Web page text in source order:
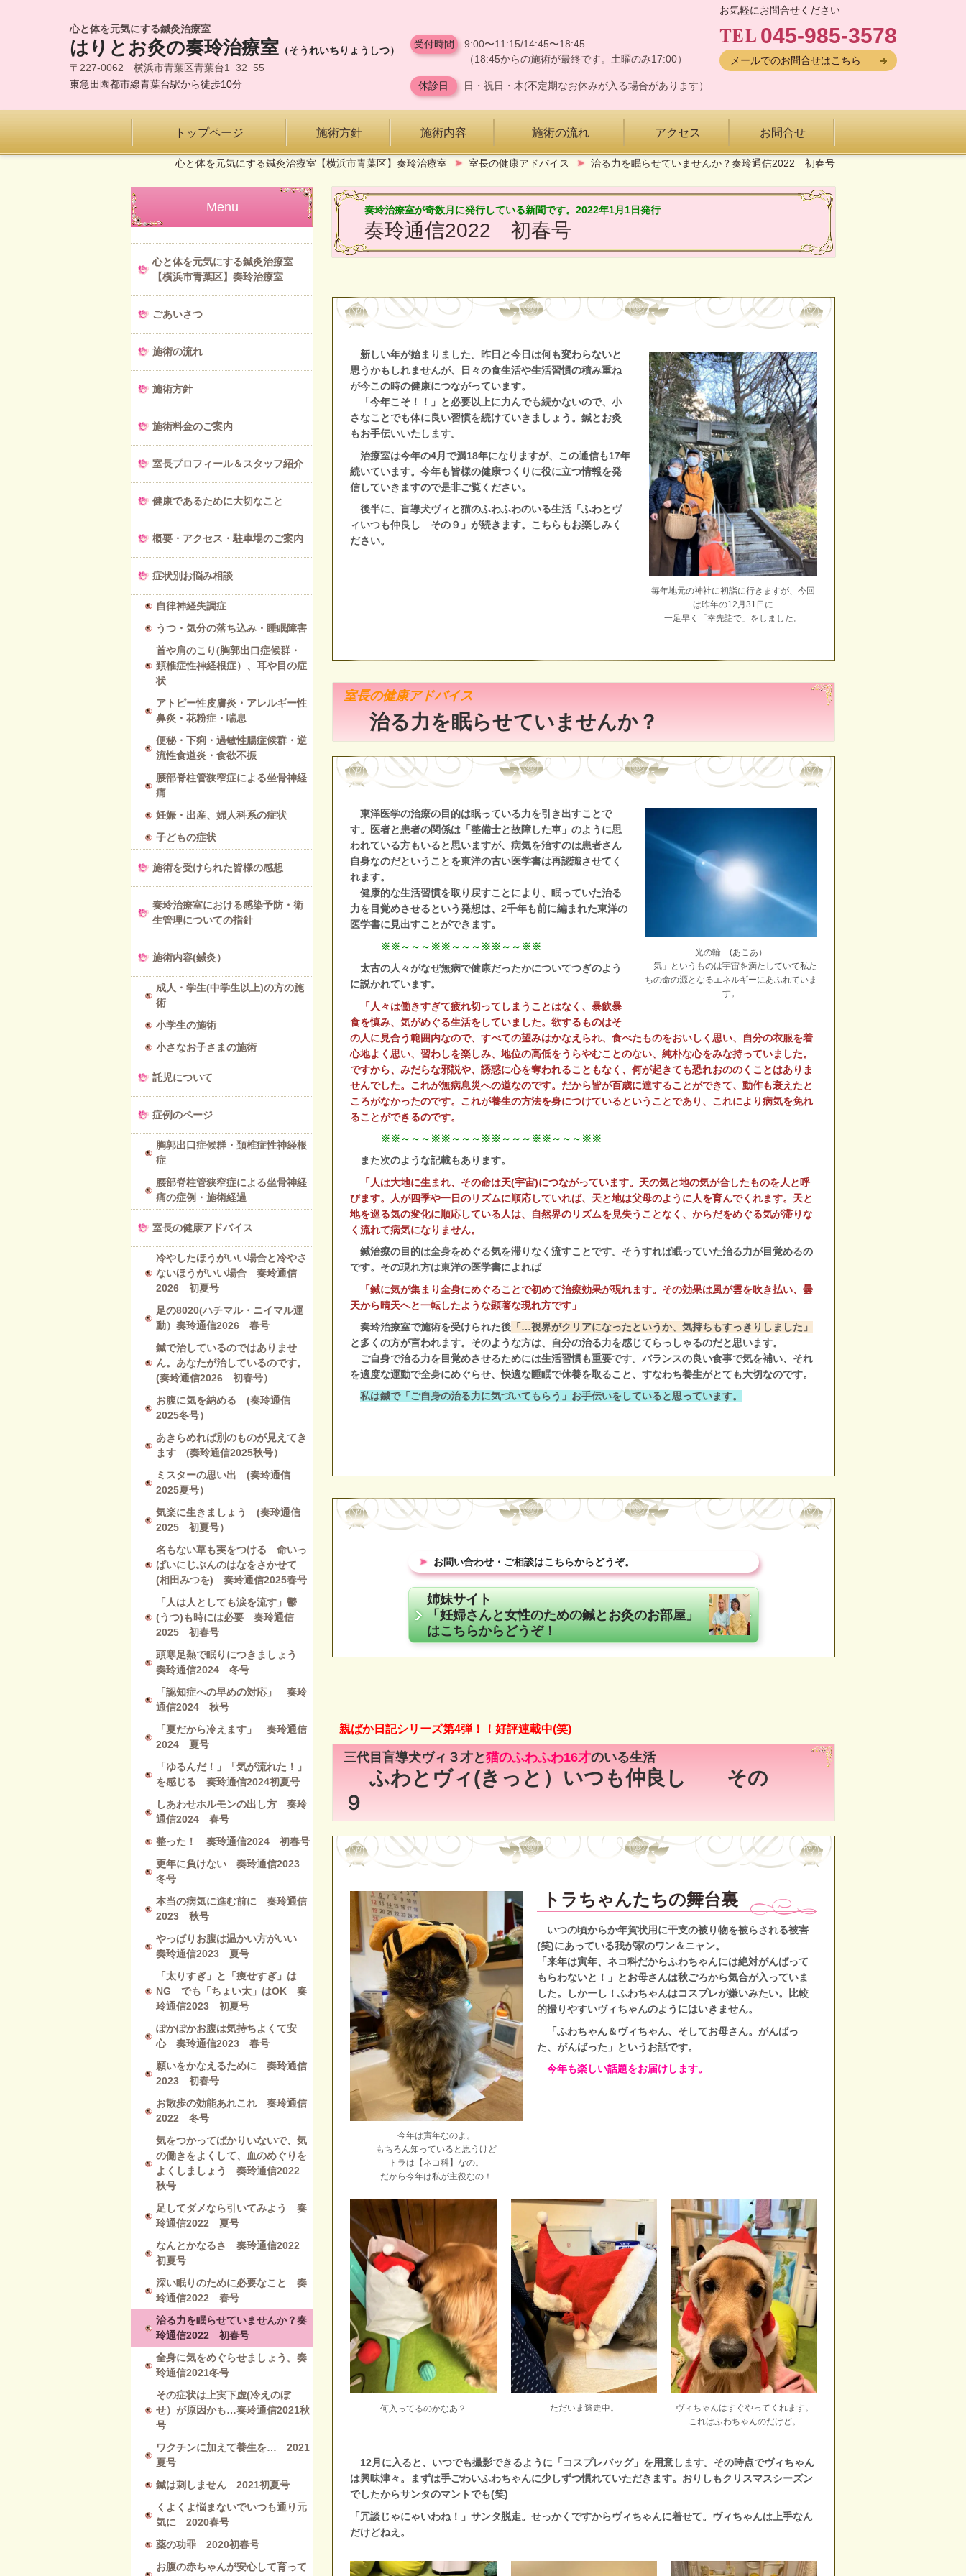
心と体を元気にする鍼灸治療室
はりとお灸の奏玲治療室 （そうれいちりょうしつ）
〒227-0062 横浜市青葉区青葉台1−32−55
東急田園都市線青葉台駅から徒歩10分
受付時間 9:00〜11:15/14:45〜18:45
（18:45からの施術が最終です。土曜のみ17:00）
休診日 日・祝日・木(不定期なお休みが入る場合があります）
お気軽にお問合せください
045-985-3578
メールでのお問合せはこちら
トップページ 施術方針 施術内容 施術の流れ アクセス お問合せ
心と体を元気にする鍼灸治療室【横浜市青葉区】奏玲治療室 室長の健康アドバイス 治る力を眠らせていませんか？奏玲通信2022 初春号
奏玲治療室が奇数月に発行している新聞です。2022年1月1日発行
奏玲通信2022 初春号
毎年地元の神社に初詣に行きますが、今回
は昨年の12月31日に
一足早く「幸先詣で」をしました。
新しい年が始まりました。昨日と今日は何も変わらないと
思うかもしれませんが、日々の食生活や生活習慣の積み重ね
が今この時の健康につながっています。
「今年こそ！！」と必要以上に力んでも続かないので、小
さなことでも体に良い習慣を続けていきましょう。鍼とお灸
もお手伝いいたします。
治療室は今年の4月で満18年になりますが、この通信も17年
続いています。今年も皆様の健康つくりに役に立つ情報を発
信していきますので是非ご覧ください。
後半に、盲導犬ヴィと猫のふわふわのいる生活「ふわとヴ
ィいつも仲良し その９」が続きます。こちらもお楽しみく
ださい。
室長の健康アドバイス
治る力を眠らせていませんか？
光の輪 (あこあ）
「気」というものは宇宙を満たしていて私た
ちの命の源となるエネルギーにあふれていま
す。
東洋医学の治療の目的は眠っている力を引き出すことで
す。医者と患者の関係は「整備士と故障した車」のように思
われている方もいると思いますが、病気を治すのは患者さん
自身なのだということを東洋の古い医学書は再認識させてく
れます。
健康的な生活習慣を取り戻すことにより、眠っていた治る
力を目覚めさせるという発想は、2千年も前に編まれた東洋の
医学書に見出すことができます。
※※～～～※※～～～※※～～※※
太古の人々がなぜ無病で健康だったかについてつぎのよう
に説かれています。
「人々は働きすぎて疲れ切ってしまうことはなく、暴飲暴
食を慎み、気がめぐる生活をしていました。欲するものはそ
の人に見合う範囲内なので、すべての望みはかなえられ、食べたものをおいしく思い、自分の衣服を着
心地よく思い、習わしを楽しみ、地位の高低をうらやむことのない、純朴な心をみな持っていました。
ですから、みだらな邪説や、誘惑に心を奪われることもなく、何が起きても恐れおののくことはありま
せんでした。これが無病息災への道なのです。だから皆が百歳に達することができて、動作も衰えたと
ころがなかったのです。これが養生の方法を身につけているということであり、これにより病気を免れ
ることができるのです。
※※～～～※※～～～※※～～～※※～～～※※
また次のような記載もあります。
「人は大地に生まれ、その命は天(宇宙)につながっています。天の気と地の気が合したものを人と呼
びます。人が四季や一日のリズムに順応していれば、天と地は父母のように人を育んでくれます。天と
地を巡る気の変化に順応している人は、自然界のリズムを見失うことなく、からだをめぐる気が滞りな
く流れて病気になりません。
鍼治療の目的は全身をめぐる気を滞りなく流すことです。そうすれば眠っていた治る力が目覚めるの
です。その現れ方は東洋の医学書によれば
「鍼に気が集まり全身にめぐることで初めて治療効果が現れます。その効果は風が雲を吹き払い、曇
天から晴天へと一転したような顕著な現れ方です」
奏玲治療室で施術を受けられた後 「…視界がクリアになったというか、気持ちもすっきりしました」
と多くの方が言われます。そのような方は、自分の治る力を感じてらっしゃるのだと思います。
ご自身で治る力を目覚めさせるためには生活習慣も重要です。バランスの良い食事で気を補い、それ
を適度な運動で全身にめぐらせ、快適な睡眠で休養を取ること、すなわち養生がとても大切なのです。
私は鍼で「ご自身の治る力に気づいてもらう」お手伝いをしていると思っています。
お問い合わせ・ご相談はこちらからどうぞ。
姉妹サイト
「妊婦さんと女性のための鍼とお灸のお部屋」
はこちらからどうぞ！
親ばか日記シリーズ第4弾！！好評連載中(笑)
三代目盲導犬ヴィ３才と猫のふわふわ16才のいる生活
ふわとヴィ(きっと）いつも仲良し その
９
今年は寅年なのよ。
もちろん知っていると思うけど
トラは【ネコ科】なの。
だから今年は私が主役なの！
トラちゃんたちの舞台裏
いつの頃からか年賀状用に干支の被り物を被らされる被害
(笑)にあっている我が家のワン＆ニャン。
「来年は寅年、ネコ科だからふわちゃんには絶対がんばって
もらわないと！」とお母さんは秋ごろから気合が入っていま
した。しかーし！ふわちゃんはコスプレが嫌いみたい。比較
的撮りやすいヴィちゃんのようにはいきません。
「ふわちゃん＆ヴィちゃん、そしてお母さん。がんばっ
た、がんばった」というお話です。
今年も楽しい話題をお届けします。
何入ってるのかなあ？ ただいま逃走中。
ヴィちゃんはすぐやってくれます。
これはふわちゃんのだけど。
12月に入ると、いつでも撮影できるように「コスプレバッグ」を用意します。その時点でヴィちゃん
は興味津々。まずは手ごわいふわちゃんに少しずつ慣れていただきます。おりしもクリスマスシーズン
でしたからサンタのマントでも(笑)
「冗談じゃにゃいわね！」サンタ脱走。せっかくですからヴィちゃんに着せて。ヴィちゃんは上手なん
だけどねえ。
Menu
心と体を元気にする鍼灸治療室
【横浜市青葉区】奏玲治療室
ごあいさつ
施術の流れ
施術方針
施術料金のご案内
室長プロフィール＆スタッフ紹介
健康であるために大切なこと
概要・アクセス・駐車場のご案内
症状別お悩み相談
自律神経失調症
うつ・気分の落ち込み・睡眠障害
首や肩のこり(胸郭出口症候群・
頚椎症性神経根症）、耳や目の症
状
アトピー性皮膚炎・アレルギー性
鼻炎・花粉症・喘息
便秘・下痢・過敏性腸症候群・逆
流性食道炎・食欲不振
腰部脊柱管狭窄症による坐骨神経
痛
妊娠・出産、婦人科系の症状
子どもの症状
施術を受けられた皆様の感想
奏玲治療室における感染予防・衛
生管理についての指針
施術内容(鍼灸）
成人・学生(中学生以上)の方の施
術
小学生の施術
小さなお子さまの施術
託児について
症例のページ
胸郭出口症候群・頚椎症性神経根
症
腰部脊柱管狭窄症による坐骨神経
痛の症例・施術経過
室長の健康アドバイス
冷やしたほうがいい場合と冷やさ
ないほうがいい場合 奏玲通信
2026 初夏号
足の8020(ハチマル・ニイマル運
動）奏玲通信2026 春号
鍼で治しているのではありませ
ん。あなたが治しているのです。
(奏玲通信2026 初春号）
お腹に気を納める (奏玲通信
2025冬号）
あきらめれば別のものが見えてき
ます (奏玲通信2025秋号）
ミスターの思い出 (奏玲通信
2025夏号）
気楽に生きましょう (奏玲通信
2025 初夏号）
名もない草も実をつける 命いっ
ぱいにじぶんのはなをさかせて
(相田みつを) 奏玲通信2025春号
「人は人としても涙を流す」鬱
(うつ)も時には必要 奏玲通信
2025 初春号
頭寒足熱で眠りにつきましょう
奏玲通信2024 冬号
「認知症への早めの対応」 奏玲
通信2024 秋号
「夏だから冷えます」 奏玲通信
2024 夏号
「ゆるんだ！」「気が流れた！」
を感じる 奏玲通信2024初夏号
しあわせホルモンの出し方 奏玲
通信2024 春号
整った！ 奏玲通信2024 初春号
更年に負けない 奏玲通信2023
冬号
本当の病気に進む前に 奏玲通信
2023 秋号
やっぱりお腹は温かい方がいい
奏玲通信2023 夏号
「太りすぎ」と「痩せすぎ」は
NG でも「ちょい太」はOK 奏
玲通信2023 初夏号
ぽかぽかお腹は気持ちよくて安
心 奏玲通信2023 春号
願いをかなえるために 奏玲通信
2023 初春号
お散歩の効能あれこれ 奏玲通信
2022 冬号
気をつかってばかりいないで、気
の働きをよくして、血のめぐりを
よくしましょう 奏玲通信2022
秋号
足してダメなら引いてみよう 奏
玲通信2022 夏号
なんとかなるさ 奏玲通信2022
初夏号
深い眠りのために必要なこと 奏
玲通信2022 春号
治る力を眠らせていませんか？奏
玲通信2022 初春号
全身に気をめぐらせましょう。奏
玲通信2021冬号
その症状は上実下虚(冷えのぼ
せ）が原因かも…奏玲通信2021秋
号
ワクチンに加えて養生を… 2021
夏号
鍼は刺しません 2021初夏号
くよくよ悩まないでいつも通り元
気に 2020春号
薬の功罪 2020初春号
お腹の赤ちゃんが安心して育って